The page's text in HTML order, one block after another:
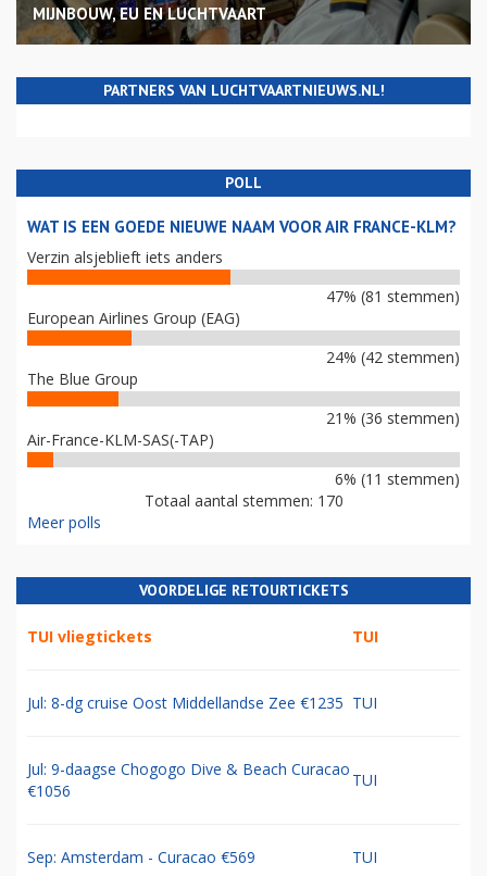
MIJNBOUW, EU EN LUCHTVAART
PARTNERS VAN LUCHTVAARTNIEUWS.NL!
POLL
WAT IS EEN GOEDE NIEUWE NAAM VOOR AIR FRANCE-KLM?
Verzin alsjeblieft iets anders
47% (81 stemmen)
European Airlines Group (EAG)
24% (42 stemmen)
The Blue Group
21% (36 stemmen)
Air-France-KLM-SAS(-TAP)
6% (11 stemmen)
Totaal aantal stemmen: 170
Meer polls
VOORDELIGE RETOURTICKETS
TUI vliegtickets TUI
Jul: 8-dg cruise Oost Middellandse Zee €1235 TUI
Jul: 9-daagse Chogogo Dive & Beach Curacao
€1056
TUI
Sep: Amsterdam - Curacao €569 TUI